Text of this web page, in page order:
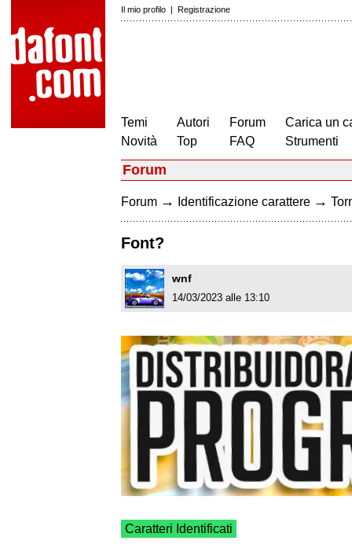
Il mio profilo | Registrazione
Temi
Novità
Autori
Top
Forum
FAQ
Carica un
Strumenti
Forum
Forum → Identificazione carattere →
Font?
wnf
14/03/2023 alle 13:10
Caratteri Identificati